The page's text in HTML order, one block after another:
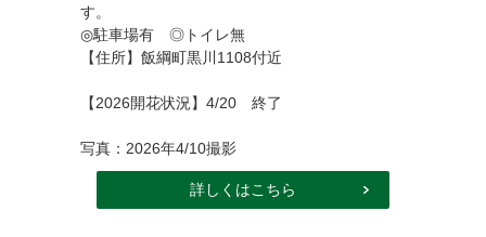
す。
◎駐車場有 ◎トイレ無
【住所】飯綱町黒川1108付近
【2026開花状況】4/20 終了
写真：2026年4/10撮影
詳しくはこちら